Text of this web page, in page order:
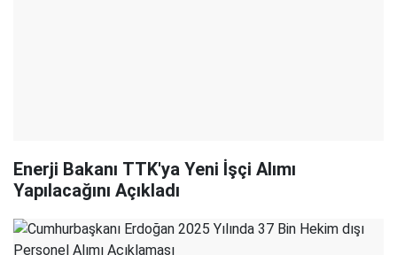
Enerji Bakanı TTK'ya Yeni İşçi Alımı
Yapılacağını Açıkladı